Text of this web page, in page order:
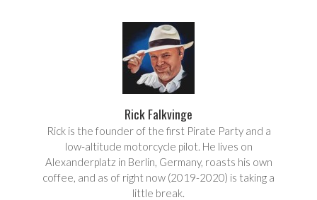
Rick Falkvinge
Rick is the founder of the first Pirate Party and a
low-altitude motorcycle pilot. He lives on
Alexanderplatz in Berlin, Germany, roasts his own
coffee, and as of right now (2019-2020) is taking a
little break.